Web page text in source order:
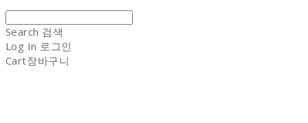
Search 검색
Log In 로그인
Cart장바구니